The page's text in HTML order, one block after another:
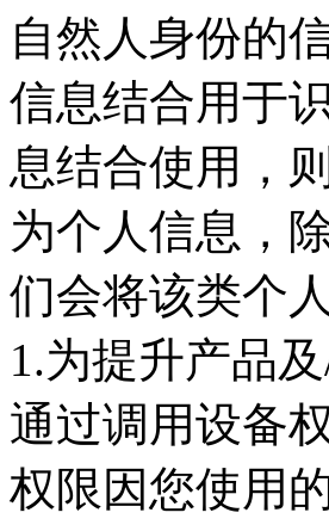
自然人身份的
信息结合用于
息结合使用，
为个人信息，
们会将该类个
1.为提升产品
通过调用设备
权限因您使用